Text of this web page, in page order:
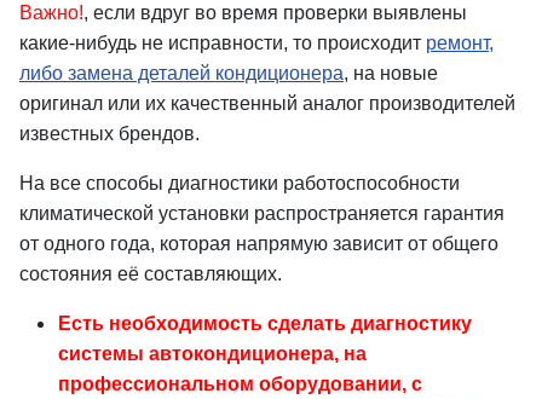
Важно!, если вдруг во время проверки выявлены
какие-нибудь не исправности, то происходит ремонт,
либо замена деталей кондиционера, на новые
оригинал или их качественный аналог производителей
известных брендов.
На все способы диагностики работоспособности
климатической установки распространяется гарантия
от одного года, которая напрямую зависит от общего
состояния её составляющих.
Есть необходимость сделать диагностику
системы автокондиционера, на
профессиональном оборудовании, с